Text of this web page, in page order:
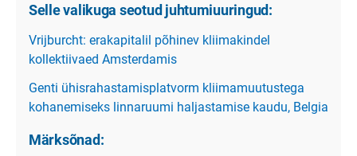
Selle valikuga seotud juhtumiuuringud:
Vrijburcht: erakapitalil põhinev kliimakindel
kollektiivaed Amsterdamis
Genti ühisrahastamisplatvorm kliimamuutustega
kohanemiseks linnaruumi haljastamise kaudu, Belgia
Märksõnad: